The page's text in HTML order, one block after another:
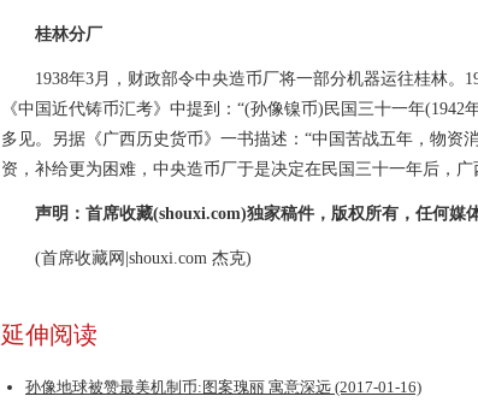
桂林分厂
1938年3月，财政部令中央造币厂将一部分机器运往桂林。
《中国近代铸币汇考》中提到：“(孙像镍币)民国三十一年
多见。另据《广西历史货币》一书描述：“中国苦战五年，物资
资，补给更为困难，中央造币厂于是决定在民国三十一年后，广
声明：首席收藏(shouxi.com)独家稿件，版权所有，任何媒
(首席收藏网|shouxi.com 杰克)
延伸阅读
孙像地球被赞最美机制币:图案瑰丽 寓意深远 (2017-01-16)